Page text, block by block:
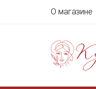
О магазине